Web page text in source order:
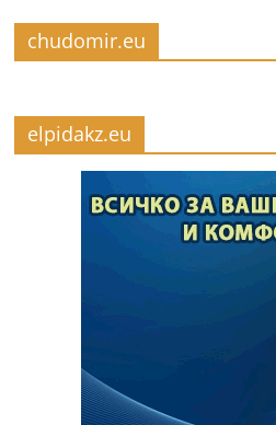
chudomir.eu
elpidakz.eu